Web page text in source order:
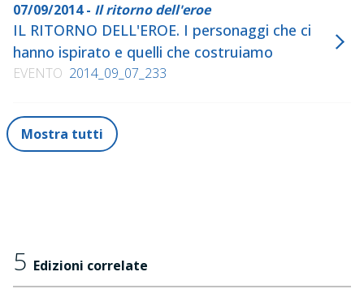
07/09/2014 - Il ritorno dell'eroe
IL RITORNO DELL'EROE. I personaggi che ci
hanno ispirato e quelli che costruiamo
EVENTO 2014_09_07_233
Mostra tutti
5 Edizioni correlate